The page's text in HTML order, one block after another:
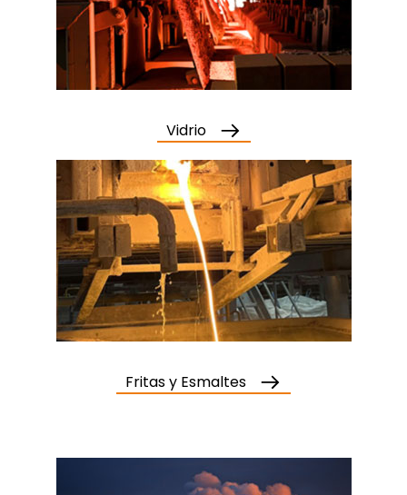
Vidrio
Fritas y Esmaltes